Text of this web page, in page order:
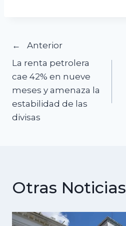
Navegación
de
entradas
Anterior
La renta petrolera
cae 42% en nueve
meses y amenaza la
estabilidad de las
divisas
Otras Noticias